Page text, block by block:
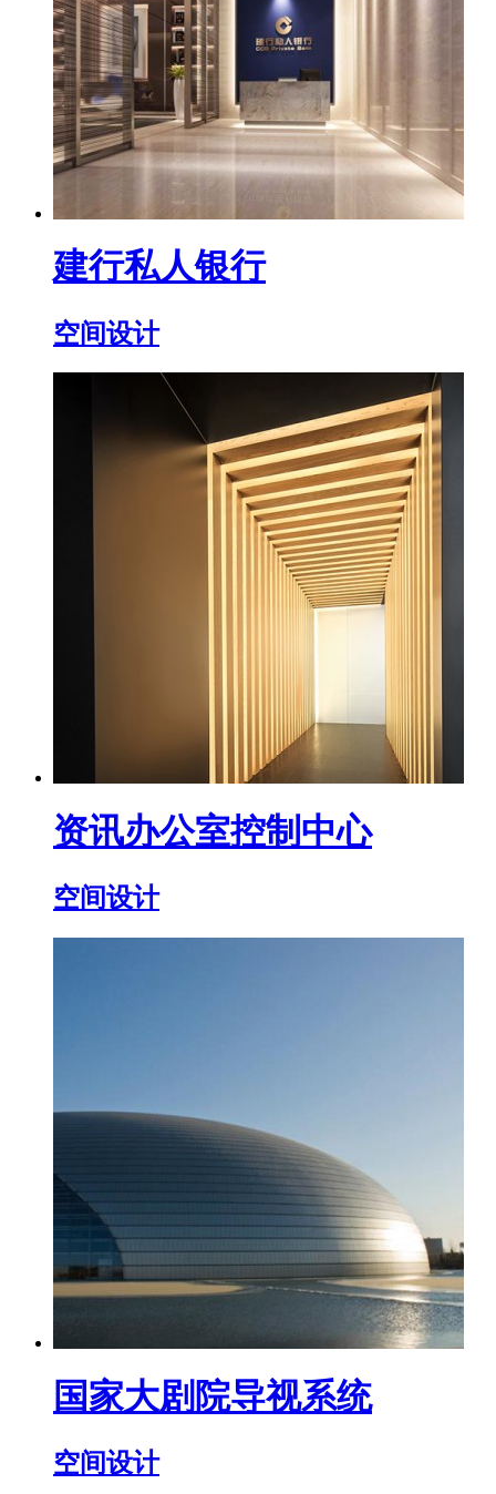
建行私人银行
空间设计
资讯办公室控制中心
空间设计
国家大剧院导视系统
空间设计